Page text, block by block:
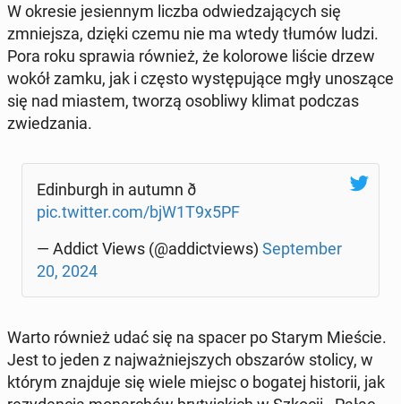
W okresie je­sien­nym liczba od­wie­dza­ją­cych się
zmniej­sza, dzięki czemu nie ma wtedy tłumów ludzi.
Pora roku sprawia również, że ko­lo­ro­we liście drzew
wokół zamku, jak i często wy­stę­pu­ją­ce mgły uno­szą­ce
się nad miastem, tworzą oso­bli­wy klimat podczas
zwie­dza­nia.
Edin­burgh in autumn ð
pic.twitter.com/bjW1T9x5PF
— Addict Views (@ad­dic­tviews) Sep­tem­ber
20, 2024
Warto również udać się na spacer po Starym Mieście.
Jest to jeden z naj­waż­niej­szych ob­sza­rów stolicy, w
którym znaj­du­je się wiele miejsc o bogatej hi­sto­rii, jak